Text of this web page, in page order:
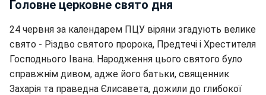
Головне церковне свято дня
24 червня за календарем ПЦУ віряни згадують велике
свято - Різдво святого пророка, Предтечі і Хрестителя
Господнього Івана. Народження цього святого було
справжнім дивом, адже його батьки, священник
Захарія та праведна Єлисавета, дожили до глибокої